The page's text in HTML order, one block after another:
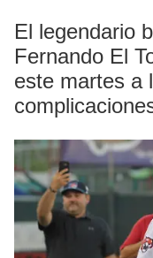
El legendario
Fernando El
este martes a